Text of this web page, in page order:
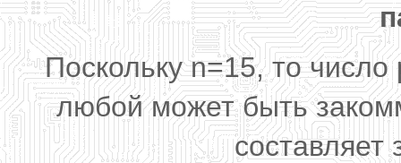
Поскольку n=15, то
любой может быть
составляет